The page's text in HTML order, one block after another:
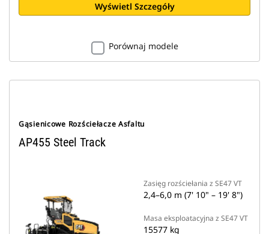
Wyświetl Szczegóły
Porównaj modele
Gąsienicowe Rozściełacze Asfaltu
AP455 Steel Track
Zasięg rozściełania z SE47 VT
2,4–6,0 m (7' 10" – 19' 8")
Masa eksploatacyjna z SE47 VT
15577 kg